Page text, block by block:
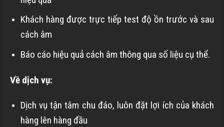
Khách hàng được trực tiếp test độ ồn trước và sau
cách âm
Báo cáo hiệu quả cách âm thông qua số liệu cụ thể.
Về dịch vụ:
Dịch vụ tận tâm chu đáo, luôn đặt lợi ích của khách
hàng lên hàng đầu